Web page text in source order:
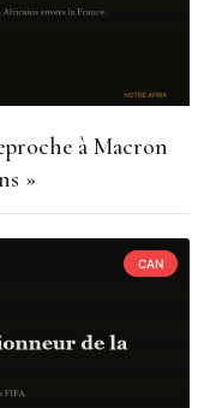
à Macron
»
CAN